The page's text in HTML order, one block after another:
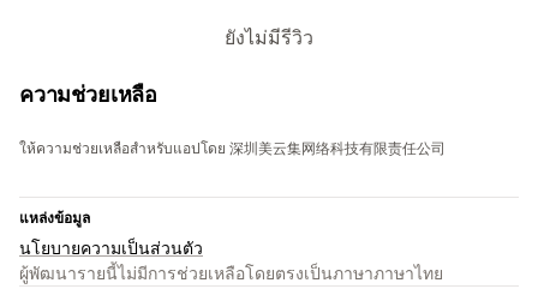
ยังไม่มีรีวิว
ความช่วยเหลือ
ให้ความช่วยเหลือสำหรับแอปโดย 深圳美云集网络科技有限责任公司
แหล่งข้อมูล
นโยบายความเป็นส่วนตัว
ผู้พัฒนารายนี้ไม่มีการช่วยเหลือโดยตรงเป็นภาษาภาษาไทย